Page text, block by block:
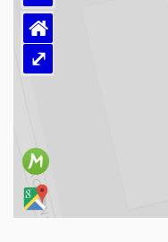
⌂
⤢